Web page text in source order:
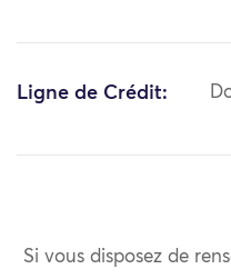
Ligne de Crédit:
Si vous disposez de